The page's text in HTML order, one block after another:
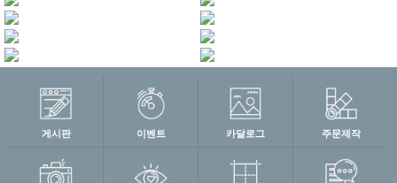
게시판 이벤트 카달로그 주문제작